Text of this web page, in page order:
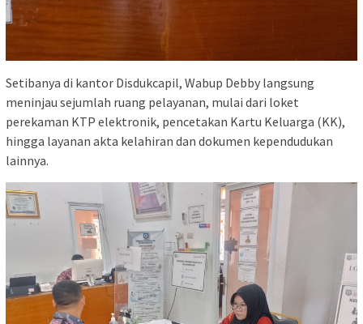
Setibanya di kantor Disdukcapil, Wabup Debby langsung
meninjau sejumlah ruang pelayanan, mulai dari loket
perekaman KTP elektronik, pencetakan Kartu Keluarga (KK),
hingga layanan akta kelahiran dan dokumen kependudukan
lainnya.